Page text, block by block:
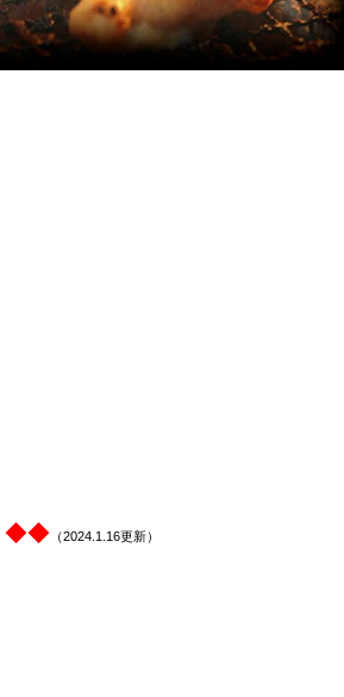
◆◆ （2024.1.16更新）